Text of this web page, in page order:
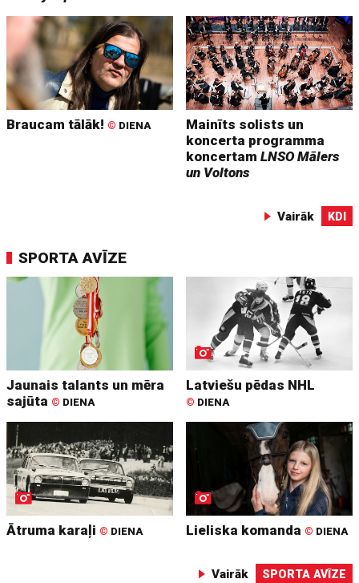
Braucam tālāk! © DIENA
Mainīts solists un
koncerta programma
koncertamLNSO Mālers
un Voltons
Vairāk KDI
SPORTA AVĪZE
Jaunais talants un mēra
sajūta © DIENA
Latviešu pēdas NHL
© DIENA
Ātruma karaļi © DIENA Lieliska komanda © DIENA
Vairāk SPORTA AVĪZE